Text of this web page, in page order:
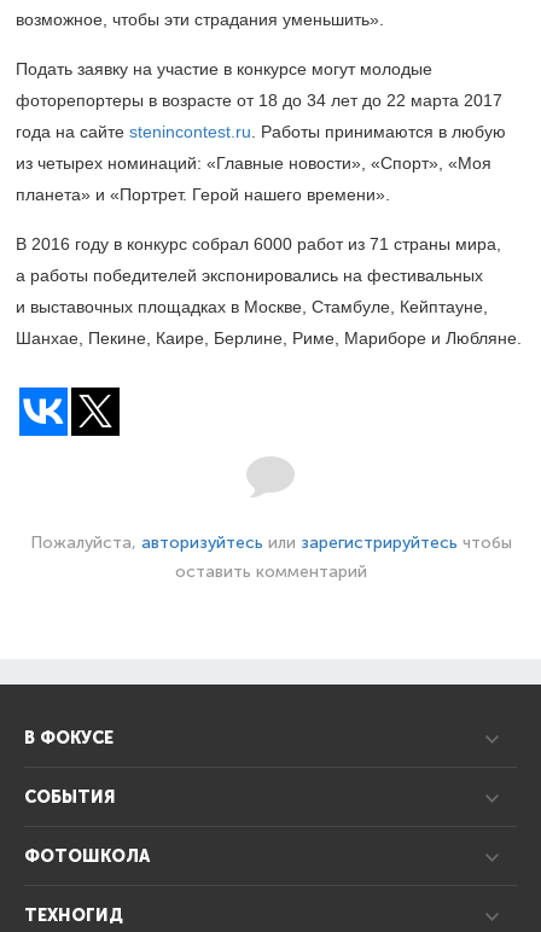
возможное, чтобы эти страдания уменьшить».
Подать заявку на участие в конкурсе могут молодые
фоторепортеры в возрасте от 18 до 34 лет до 22 марта 2017
года на сайте stenincontest.ru . Работы принимаются в любую
из четырех номинаций: «Главные новости», «Спорт», «Моя
планета» и «Портрет. Герой нашего времени».
В 2016 году в конкурс собрал 6000 работ из 71 страны мира,
а работы победителей экспонировались на фестивальных
и выставочных площадках в Москве, Стамбуле, Кейптауне,
Шанхае, Пекине, Каире, Берлине, Риме, Мариборе и Любляне.
Пожалуйста, авторизуйтесь или зарегистрируйтесь чтобы
оставить комментарий
В ФОКУСЕ
СОБЫТИЯ
ФОТОШКОЛА
ТЕХНОГИД